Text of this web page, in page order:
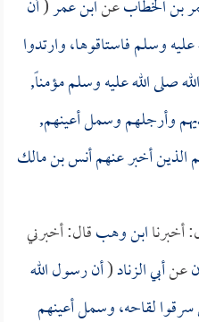
بن الخطابعنابن عمر(أن
وسلم فاستاقوها، وارتدوا
صلى الله عليه وسلم مؤمناً,
وأرجلهم وسمل أعينهم,
الذين أخبر عنهمأنس بن مالك
أخبرناابن وهبقال: أخبرني
عنأبي الزناد(أن رسول الله
سرقوا لقاحه، وسمل أعينهم